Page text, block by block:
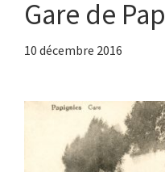
Gare de
10 décembre 2016